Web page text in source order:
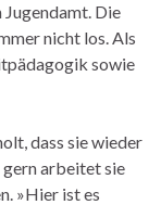
Die
nicht los. Als
sowie
dass sie wieder
gern arbeitet sie
»Hier ist es